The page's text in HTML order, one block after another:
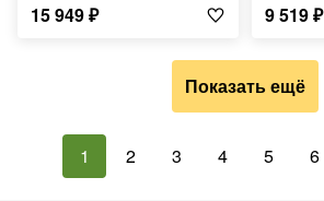
15 949₽ 9 519₽
Показать ещё
1 2 3 4 5 6